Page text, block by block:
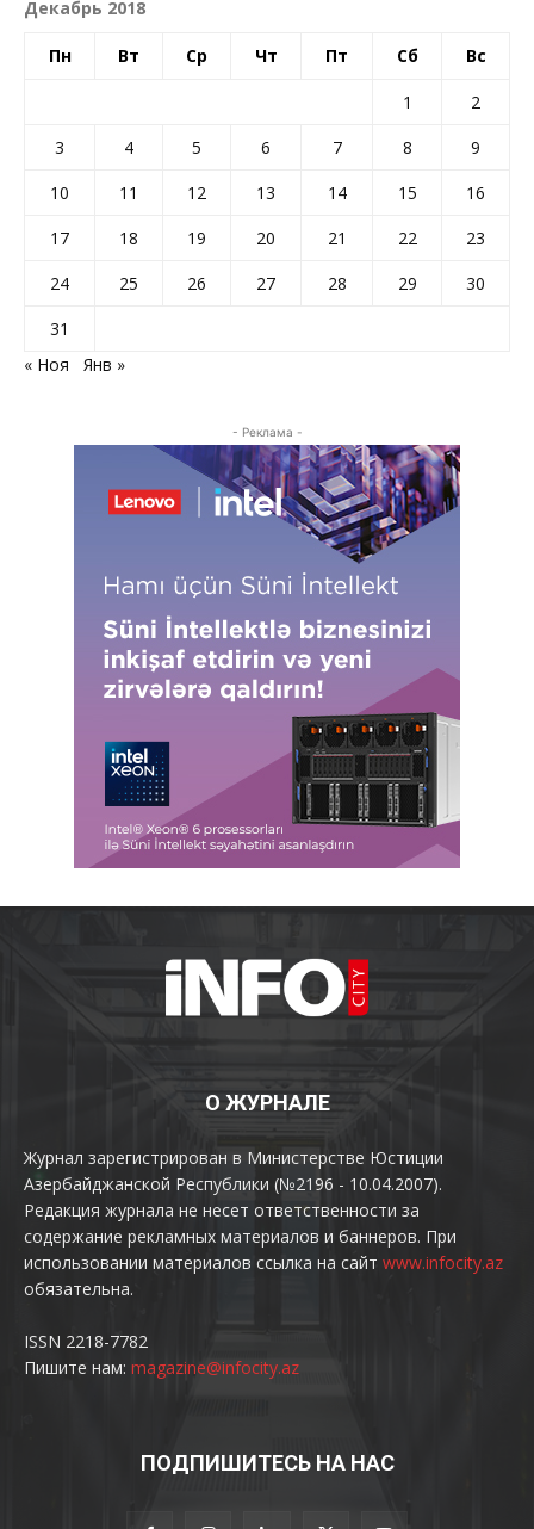
Декабрь 2018
Пн Вт Ср Чт Пт Сб Вс
1
2
3
4 5 6 7 8
9
10
11 12 13 14 15
16
17
18 19 20 21 22
23
24
25 26 27 28 29
30
31
« Ноя
Янв »
- Реклама -
О ЖУРНАЛЕ
Журнал зарегистрирован в Министерстве Юстиции
Азербайджанской Республики (№2196 - 10.04.2007).
Редакция журнала не несет ответственности за
содержание рекламных материалов и баннеров. При
использовании материалов ссылка на сайт www.infocity.az
обязательна.
ISSN 2218-7782
Пишите нам: magazine@infocity.az
ПОДПИШИТЕСЬ НА НАС